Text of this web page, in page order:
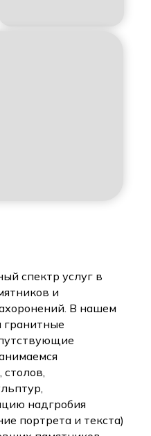
спектр услуг в
и
В нашем
гранитные
столов,
надгробия
портрета и текста)